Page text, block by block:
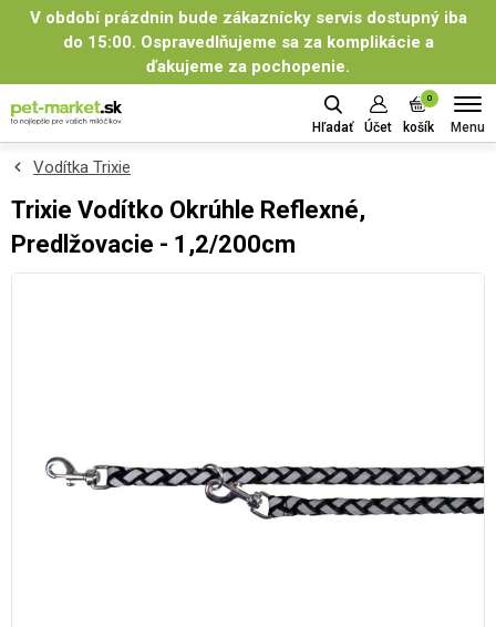
V období prázdnin bude zákaznícky servis dostupný iba
do 15:00. Ospravedlňujeme sa za komplikácie a
ďakujeme za pochopenie.
Hľadať Účet
0
košík Menu
Vodítka Trixie
Trixie Vodítko Okrúhle Reflexné,
Predlžovacie - 1,2/200cm